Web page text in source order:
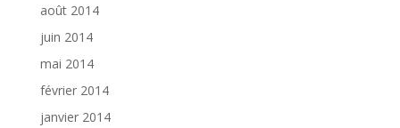
août 2014
juin 2014
mai 2014
février 2014
janvier 2014